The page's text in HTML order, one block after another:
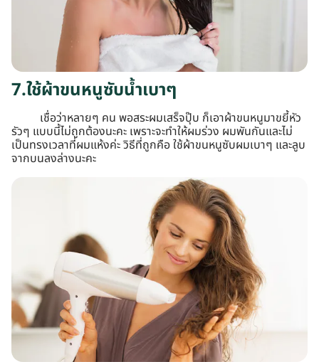
7.ใช้ผ้าขนหนูซับน้ำเบาๆ
เชื่อว่าหลายๆ คน พอสระผมเสร็จปุ๊บ ก็เอาผ้าขนหนูมาขยี้หัว
รัวๆ แบบนี้ไม่ถูกต้องนะคะ เพราะจะทำให้ผมร่วง ผมพันกันและไม่
เป็นทรงเวลาที่ผมแห้งค่ะ วิธีที่ถูกคือ ใช้ผ้าขนหนูซับผมเบาๆ และลูบ
จากบนลงล่างนะคะ